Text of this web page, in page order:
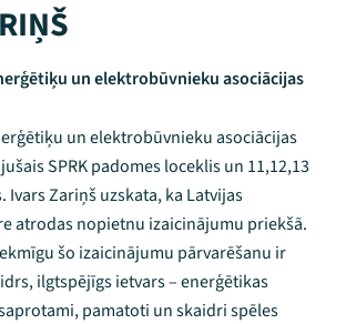
un elektrobūvnieku asociācijas
un elektrobūvnieku asociācijas
SPRK padomes loceklis un 11,12,13
Ivars Zariņš uzskata, ka Latvijas
atrodas nopietnu izaicinājumu priekšā.
šo izaicinājumu pārvarēšanu ir
ilgtspējīgs ietvars – enerģētikas
pamatoti un skaidri spēles